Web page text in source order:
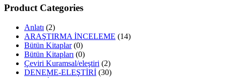
Product Categories
Anlatı (2)
ARAŞTIRMA İNCELEME (14)
Bütün Kitaplar (0)
Bütün Kitapları (0)
Çeviri Kuramsal/eleştiri (2)
DENEME-ELEŞTİRİ (30)